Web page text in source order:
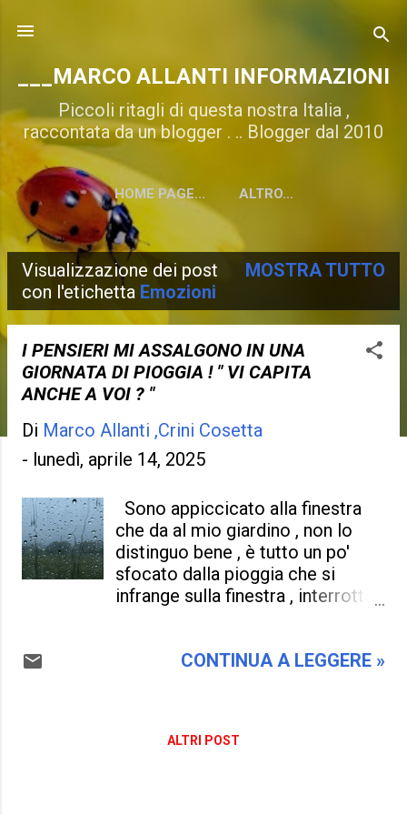
___MARCO ALLANTI INFORMAZIONI
Piccoli ritagli di questa nostra Italia ,
raccontata da un blogger . .. Blogger dal 2010
HOME PAGE... ALTRO…
P
o
Visualizzazione dei post
con l'etichetta Emozioni
MOSTRA TUTTO
I PENSIERI MI ASSALGONO IN UNA
GIORNATA DI PIOGGIA ! " VI CAPITA
ANCHE A VOI ? "
Di Marco Allanti ,Crini Cosetta
- lunedì, aprile 14, 2025
Sono appiccicato alla finestra
che da al mio giardino , non lo
distinguo bene , è tutto un po'
sfocato dalla pioggia che si
infrange sulla finestra , interrotta
pensare , e rimugino sui miei
invece le giornate sono piovose ,
CONTINUA A LEGGERE »
ALTRI POST